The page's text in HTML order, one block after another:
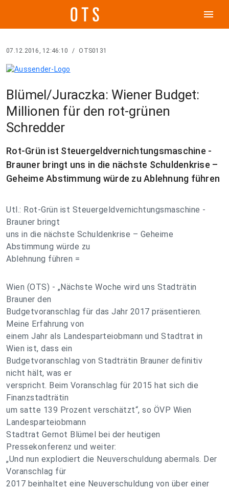
menu
07.12.2016, 12:46:10 / OTS0131
Blümel/Juraczka: Wiener Budget:
Millionen für den rot-grünen
Schredder
Rot-Grün ist Steuergeldvernichtungsmaschine -
Brauner bringt uns in die nächste Schuldenkrise –
Geheime Abstimmung würde zu Ablehnung führen
Utl.: Rot-Grün ist Steuergeldvernichtungsmaschine -
Brauner bringt
uns in die nächste Schuldenkrise – Geheime
Abstimmung würde zu
Ablehnung führen =
Wien (OTS) - „Nächste Woche wird uns Stadträtin
Brauner den
Budgetvoranschlag für das Jahr 2017 präsentieren.
Meine Erfahrung von
einem Jahr als Landesparteiobmann und Stadtrat in
Wien ist, dass ein
Budgetvoranschlag von Stadträtin Brauner definitiv
nicht hält, was er
verspricht. Beim Voranschlag für 2015 hat sich die
Finanzstadträtin
um satte 139 Prozent verschätzt“, so ÖVP Wien
Landesparteiobmann
Stadtrat Gernot Blümel bei der heutigen
Pressekonferenz und weiter:
„Und nun explodiert die Neuverschuldung abermals. Der
Voranschlag für
2017 beinhaltet eine Neuverschuldung von über einer